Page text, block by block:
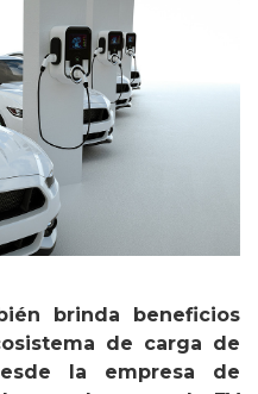
brinda beneficios
de carga de
la empresa de